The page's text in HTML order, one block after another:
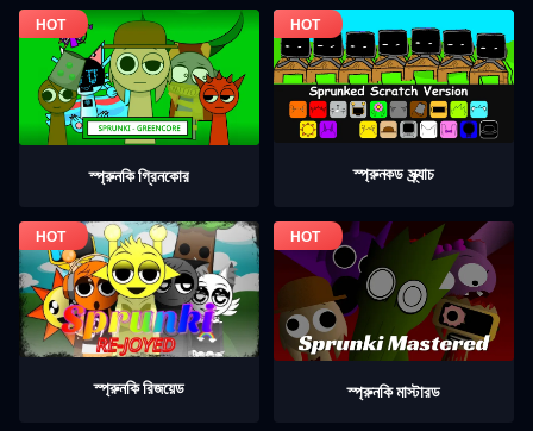
স্প্রুনকি গ্রিনকোর স্প্রুনকড স্ক্র্যাচ
স্প্রুনকি রিজয়েড স্প্রুনকি মাস্টারড